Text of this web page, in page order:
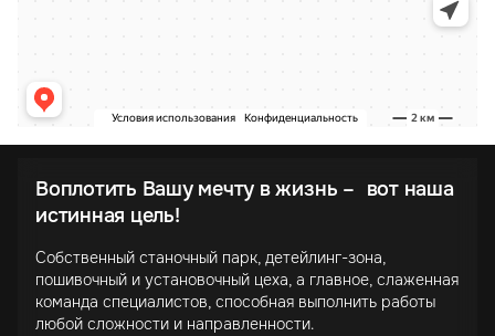
Воплотить Вашу мечту в жизнь – вот наша
истинная цель!
Собственный станочный парк, детейлинг-зона,
пошивочный и установочный цеха, а главное, слаженная
команда специалистов, способная выполнить работы
любой сложности и направленности.